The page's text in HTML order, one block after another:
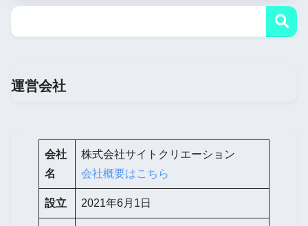
運営会社
会社
名
株式会社サイトクリエーション
会社概要はこちら
設立 2021年6月1日